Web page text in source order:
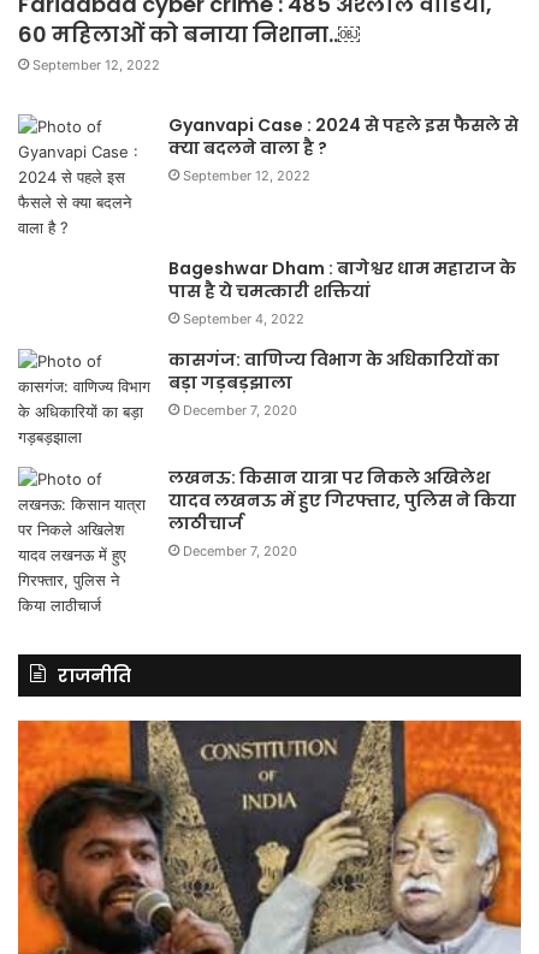
60 महिलाओं को बनाया निशाना..￼
September 12, 2022
Gyanvapi Case : 2024 से पहले इस फैसले से
क्या बदलने वाला है ?
September 12, 2022
Bageshwar Dham : बागेश्वर धाम महाराज के
पास है ये चमत्कारी शक्तियां
September 4, 2022
कासगंज: वाणिज्य विभाग के अधिकारियों का
बड़ा गड़बड़झाला
December 7, 2020
लखनऊ: किसान यात्रा पर निकले अखिलेश
यादव लखनऊ में हुए गिरफ्तार, पुलिस ने किया
लाठीचार्ज
December 7, 2020
राजनीति